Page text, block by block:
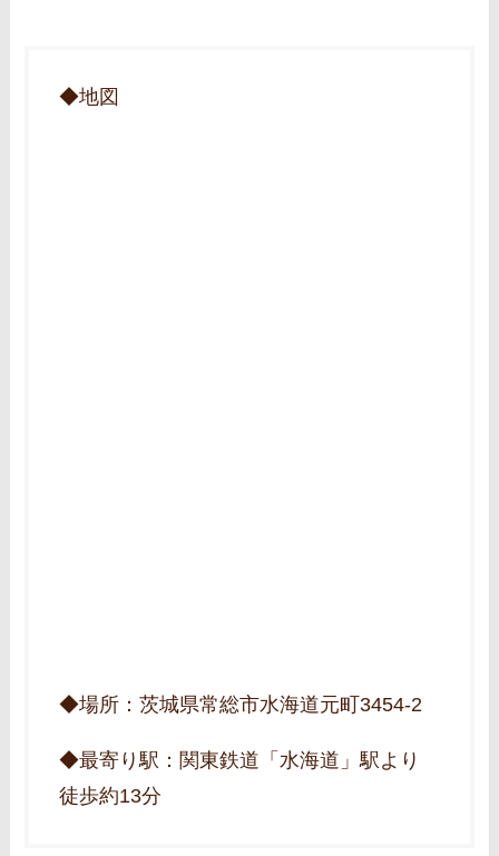
◆地図
◆場所：茨城県常総市水海道元町3454‐2
◆最寄り駅：関東鉄道「水海道」駅より
徒歩約13分